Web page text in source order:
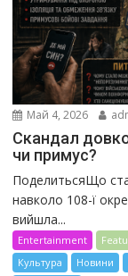
Май 4, 2026
Скандал
чи примус?
ПоделитьсяЩо
навколо 108-ї
вийшла...
Entertainment
Культура
Новини